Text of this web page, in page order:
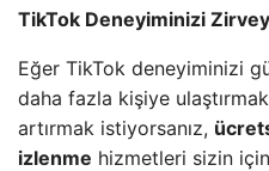
TikTok Deneyiminizi
Eğer TikTok deneyiminizi
daha fazla kişiye
artırmak istiyorsanız,
izlenme hizmetleri sizin